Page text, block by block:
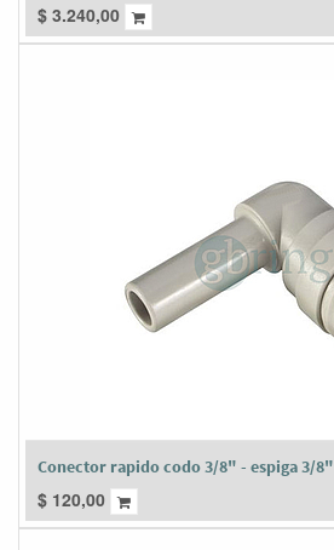
$ 3.240,00
Conector rapido codo 3/8" - espiga 3/8"
$ 120,00